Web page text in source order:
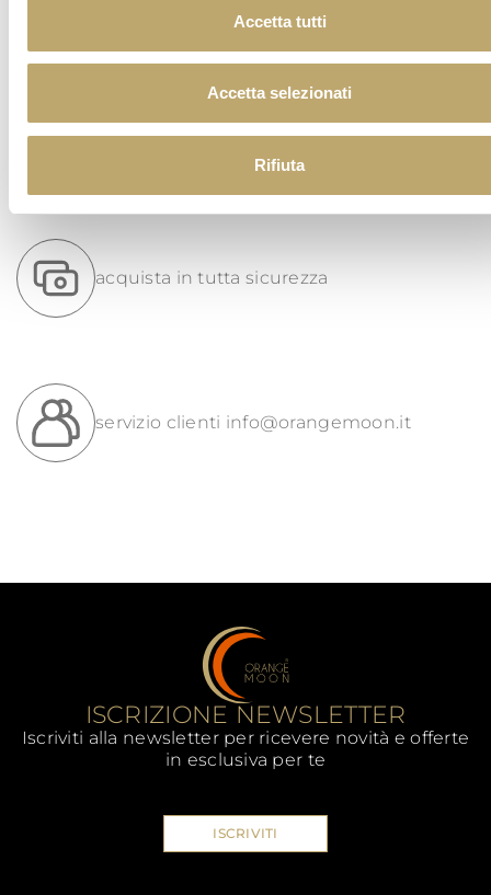
Accetta tutti
Accetta selezionati
Rifiuta
PASTE DI MANDORLA
spedizione gratuita per ordini di importo
acquista in tutta sicurezza
servizio clienti info@orangemoon.it
ISCRIZIONE NEWSLETTER
Iscriviti alla newsletter per ricevere novità e offerte
in esclusiva per te
ISCRIVITI